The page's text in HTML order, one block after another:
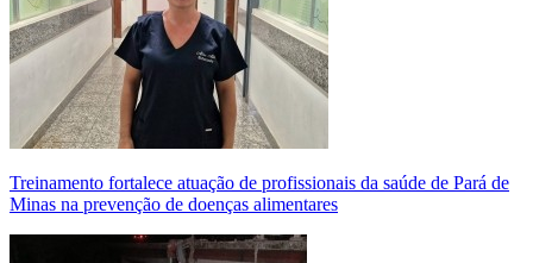
Treinamento fortalece atuação de profissionais da saúde de Pará de
Minas na prevenção de doenças alimentares